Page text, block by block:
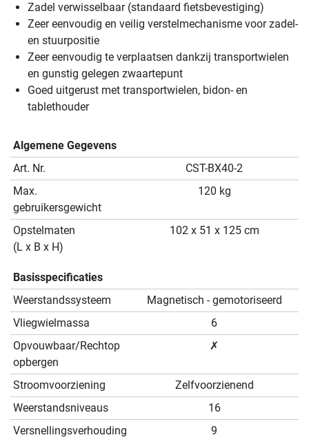
Zadel verwisselbaar (standaard fietsbevestiging)
Zeer eenvoudig en veilig verstelmechanisme voor zadel-
en stuurpositie
Zeer eenvoudig te verplaatsen dankzij transportwielen
en gunstig gelegen zwaartepunt
Goed uitgerust met transportwielen, bidon- en
tablethouder
Algemene Gegevens
Art. Nr.
CST-BX40-2
Max.
gebruikersgewicht
120 kg
Opstelmaten
(L x B x H)
102 x 51 x 125 cm
Basisspecificaties
Weerstandssysteem
Magnetisch - gemotoriseerd
Vliegwielmassa
6
Opvouwbaar/Rechtop
opbergen
✗
Stroomvoorziening
Zelfvoorzienend
Weerstandsniveaus
16
Versnellingsverhouding
9